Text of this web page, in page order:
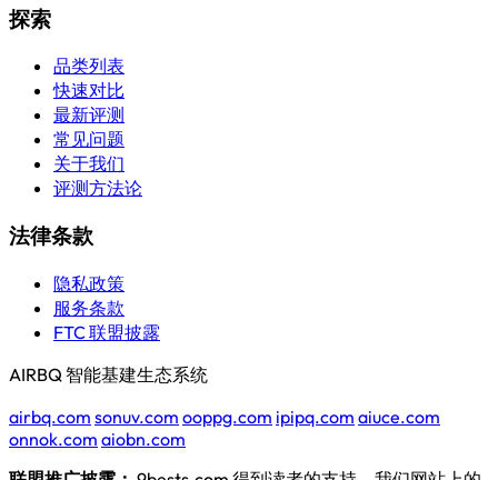
探索
品类列表
快速对比
最新评测
常见问题
关于我们
评测方法论
法律条款
隐私政策
服务条款
FTC 联盟披露
AIRBQ 智能基建生态系统
airbq.com sonuv.com ooppg.com ipipq.com aiuce.com
onnok.com aiobn.com